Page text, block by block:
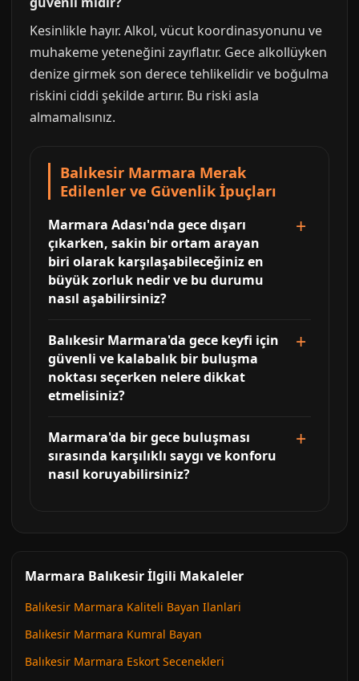
Kesinlikle hayır. Alkol, vücut koordinasyonunu ve
muhakeme yeteneğini zayıflatır. Gece alkollüyken
denize girmek son derece tehlikelidir ve boğulma
riskini ciddi şekilde artırır. Bu riski asla
almamalısınız.
Balıkesir Marmara Merak
Edilenler ve Güvenlik İpuçları
Marmara Adası'nda gece dışarı
çıkarken, sakin bir ortam arayan
biri olarak karşılaşabileceğiniz en
büyük zorluk nedir ve bu durumu
nasıl aşabilirsiniz?
Balıkesir Marmara'da gece keyfi için
güvenli ve kalabalık bir buluşma
noktası seçerken nelere dikkat
etmelisiniz?
Marmara'da bir gece buluşması
sırasında karşılıklı saygı ve konforu
nasıl koruyabilirsiniz?
Marmara Balıkesir İlgili Makaleler
Balıkesir Marmara Kaliteli Bayan Ilanlari
Balıkesir Marmara Kumral Bayan
Balıkesir Marmara Eskort Secenekleri